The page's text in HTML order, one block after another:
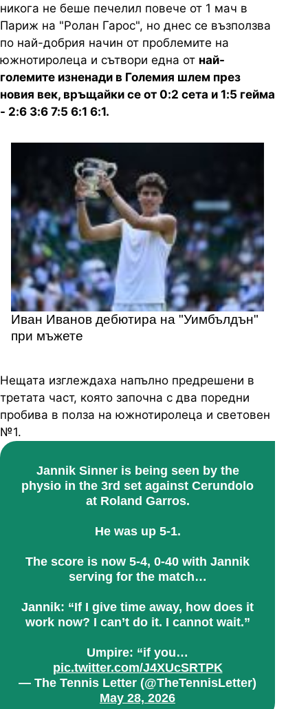
никога не беше печелил повече от 1 мач в
Париж на "Ролан Гарос", но днес се възползва
по най-добрия начин от проблемите на
южнотиролеца и сътвори една от най-
големите изненади в Големия шлем през
новия век, връщайки се от 0:2 сета и 1:5 гейма
- 2:6 3:6 7:5 6:1 6:1.
Иван Иванов дебютира на "Уимбълдън"
при мъжете
Нещата изглеждаха напълно предрешени в
третата част, която започна с два поредни
пробива в полза на южнотиролеца и световен
№1.
Jannik Sinner is being seen by the
physio in the 3rd set against Cerundolo
at Roland Garros.
He was up 5-1.
The score is now 5-4, 0-40 with Jannik
serving for the match…
Jannik: “If I give time away, how does it
work now? I can’t do it. I cannot wait.”
Umpire: “if you…
pic.twitter.com/J4XUcSRTPK
— The Tennis Letter (@TheTennisLetter)
May 28, 2026